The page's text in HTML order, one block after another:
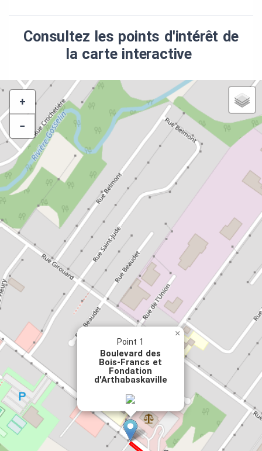
Consultez les points d'intérêt de
la carte interactive
+
−
Point 1
Boulevard des
Bois-Francs et
Fondation
d'Arthabaskaville
×